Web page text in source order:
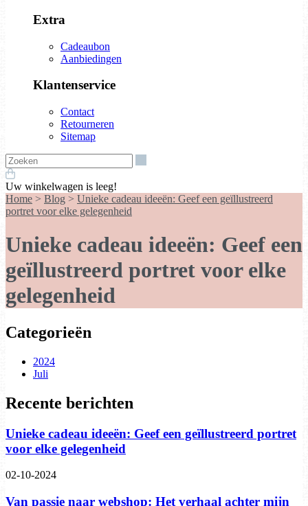
Extra
Cadeaubon
Aanbiedingen
Klantenservice
Contact
Retourneren
Sitemap
Uw winkelwagen is leeg!
Home > Blog > Unieke cadeau ideeën: Geef een geïllustreerd
portret voor elke gelegenheid
Unieke cadeau ideeën: Geef een
geïllustreerd portret voor elke
gelegenheid
Categorieën
2024
Juli
Recente berichten
Unieke cadeau ideeën: Geef een geïllustreerd portret
voor elke gelegenheid
02-10-2024
Van passie naar webshop: Het verhaal achter mijn